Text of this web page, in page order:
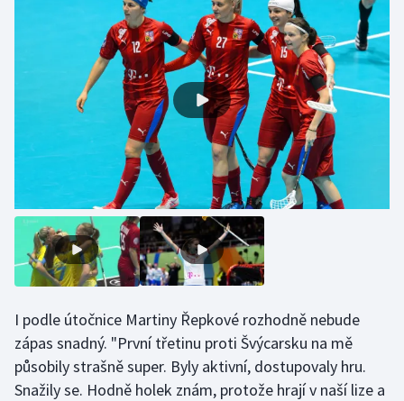
Rychlobruslení
Rychlostní kanoistika
Short track
Sportovní střelba
Stolní tenis
Triatlon
Vodní slalom
I podle útočnice Martiny Řepkové rozhodně nebude
zápas snadný. "První třetinu proti Švýcarsku na mě
působily strašně super. Byly aktivní, dostupovaly hru.
Snažily se. Hodně holek znám, protože hrají v naší lize a